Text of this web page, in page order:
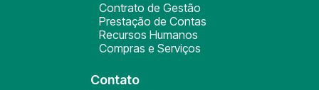
Contrato de Gestão
Prestação de Contas
Recursos Humanos
Compras e Serviços
Contato